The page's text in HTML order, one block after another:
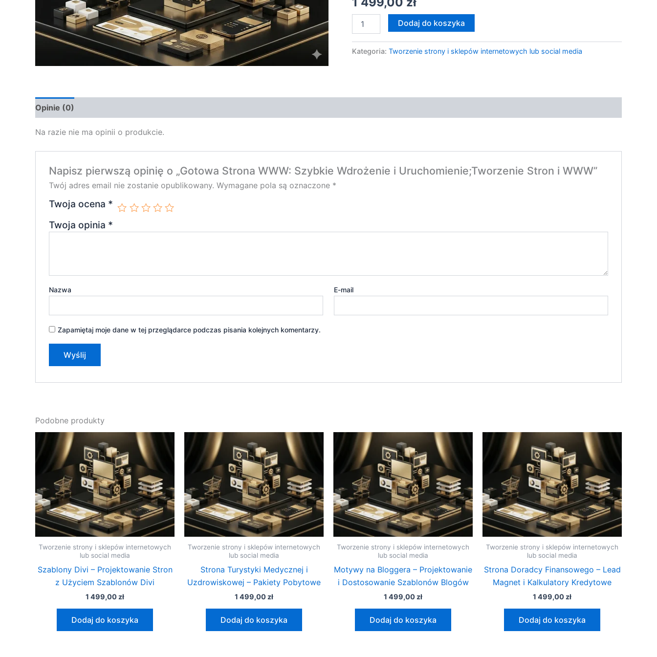
WWW
Dodaj do koszyka
Kategoria: Tworzenie strony i sklepów internetowych lub social media
Opinie (0)
Na razie nie ma opinii o produkcie.
Napisz pierwszą opinię o „Gotowa Strona WWW: Szybkie Wdrożenie i Uruchomienie;Tworzenie Stron i WWW”
Twój adres email nie zostanie opublikowany. Wymagane pola są oznaczone *
Twoja ocena *
Twoja opinia *
Nazwa E-mail
Zapamiętaj moje dane w tej przeglądarce podczas pisania kolejnych komentarzy.
Podobne produkty
Tworzenie strony i sklepów internetowych
lub social media
Szablony Divi – Projektowanie Stron
z Użyciem Szablonów Divi
1 499,00 zł
Dodaj do koszyka
Tworzenie strony i sklepów internetowych
lub social media
Strona Turystyki Medycznej i
Uzdrowiskowej – Pakiety Pobytowe
1 499,00 zł
Dodaj do koszyka
Tworzenie strony i sklepów internetowych
lub social media
Motywy na Bloggera – Projektowanie
i Dostosowanie Szablonów Blogów
1 499,00 zł
Dodaj do koszyka
Tworzenie strony i sklepów internetowych
lub social media
Strona Doradcy Finansowego – Lead
Magnet i Kalkulatory Kredytowe
1 499,00 zł
Dodaj do koszyka